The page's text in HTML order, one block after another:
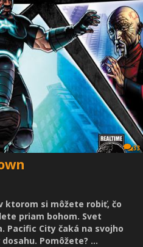
33
ktorom si môžete robiť, čo
priam bohom. Svet
Pacific City čaká na svojho
Pomôžete? ...